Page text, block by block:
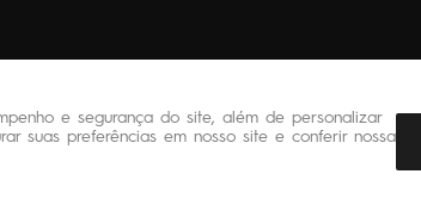
e segurança do site, além de personalizar
suas preferências em nosso site e conferir nossa